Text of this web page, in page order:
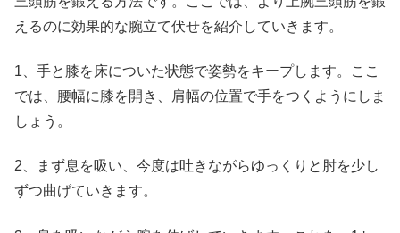
えるのに効果的な腕立て伏せを紹介していきます。
1、手と膝を床についた状態で姿勢をキープします。ここ
では、腰幅に膝を開き、肩幅の位置で手をつくようにしま
しょう。
2、まず息を吸い、今度は吐きながらゆっくりと肘を少し
ずつ曲げていきます。